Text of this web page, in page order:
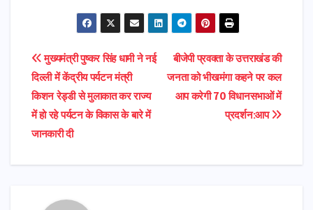
Post
navigation
बीजेपी प्रवक्ता के उत्तराखंड की
जनता को भीखमंगा कहने पर कल
आप करेगी 70 विधानसभाओं में
प्रदर्शन:आप
मुख्यमंत्री पुष्कर सिंह धामी ने नई
दिल्ली में केंद्रीय पर्यटन मंत्री
किशन रेड्डी से मुलाकात कर राज्य
में हो रहे पर्यटन के विकास के बारे में
जानकारी दी